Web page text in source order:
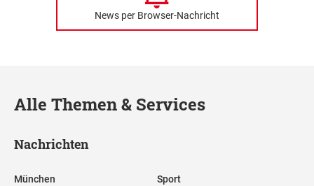
News per Browser-Nachricht
Alle Themen & Services
Nachrichten
München Sport